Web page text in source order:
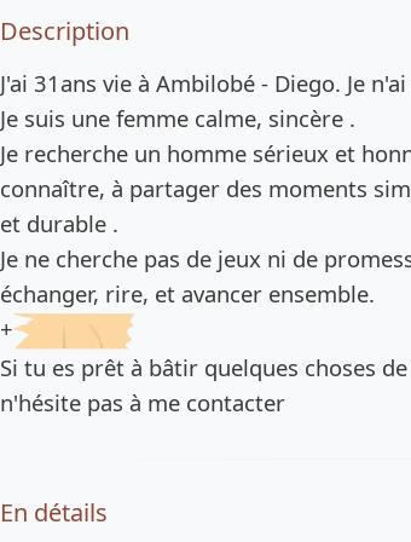
Description de
Description
J'ai 31ans vie à Ambilobé - Diego. Je
Je suis une femme calme, sincère .
Je recherche un homme sérieux et
connaître, à partager des moments
et durable .
Je ne cherche pas de jeux ni de
échanger, rire, et avancer ensemble.
+
Si tu es prêt à bâtir quelques choses
n'hésite pas à me contacter
En détails